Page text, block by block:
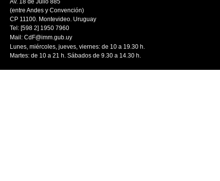
Av. 18 de Julio 885
(entre Andes y Convención)
CP 11100. Montevideo. Uruguay
Tel: [598 2] 1950 7960
Mail: CdF@imm.gub.uy
Lunes, miércoles, jueves, viernes: de 10 a 19.30 h.
Martes: de 10 a 21 h. Sábados de 9.30 a 14.30 h.